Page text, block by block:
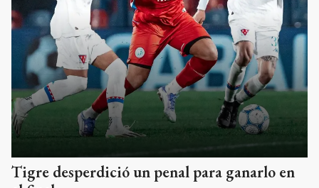
Tigre desperdició un penal para ganarlo en